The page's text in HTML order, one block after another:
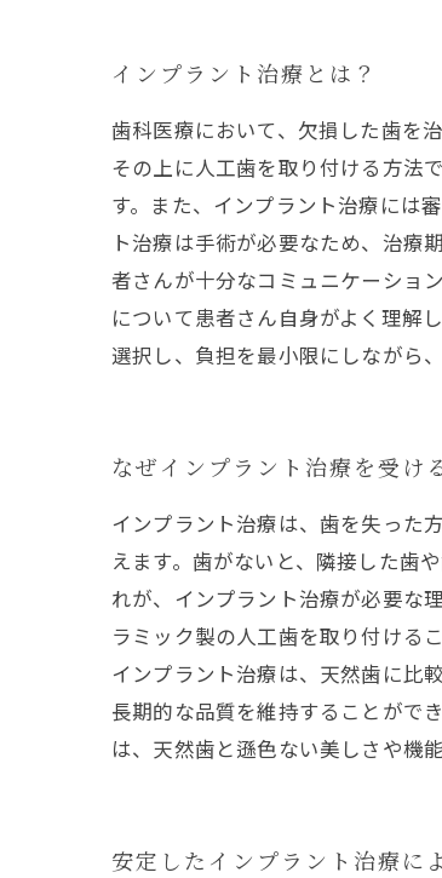
インプラント治療とは？
歯科医療において、欠損した歯を
その上に人工歯を取り付ける方法
す。また、インプラント治療には
ト治療は手術が必要なため、治療
者さんが十分なコミュニケーショ
について患者さん自身がよく理解
選択し、負担を最小限にしながら
なぜインプラント治療を受け
インプラント治療は、歯を失った
えます。歯がないと、隣接した歯
れが、インプラント治療が必要な
ラミック製の人工歯を取り付ける
インプラント治療は、天然歯に比
長期的な品質を維持することがで
は、天然歯と遜色ない美しさや機
安定したインプラント治療に